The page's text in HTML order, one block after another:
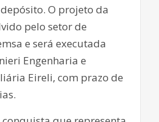
O projeto da
pelo setor de
e será executada
Engenharia e
Eireli, com prazo de